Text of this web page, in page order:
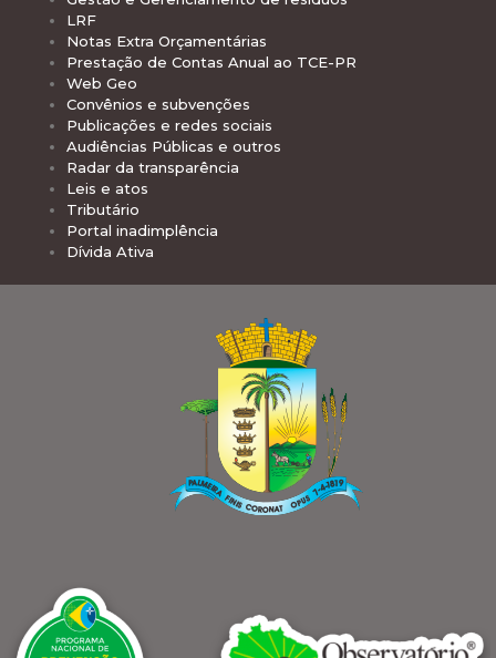
LRF
Notas Extra Orçamentárias
Prestação de Contas Anual ao TCE-PR
Web Geo
Convênios e subvenções
Publicações e redes sociais
Audiências Públicas e outros
Radar da transparência
Leis e atos
Tributário
Portal inadimplência
Dívida Ativa